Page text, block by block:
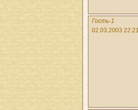
Гость-1
02.03.2003 22:21